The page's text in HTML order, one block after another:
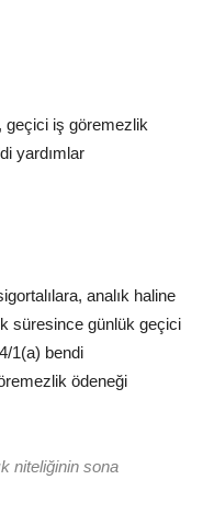
geçici iş göremezlik
yardımlar
analık haline
süresince günlük geçici
1(a) bendi
ödeneği
niteliğinin sona